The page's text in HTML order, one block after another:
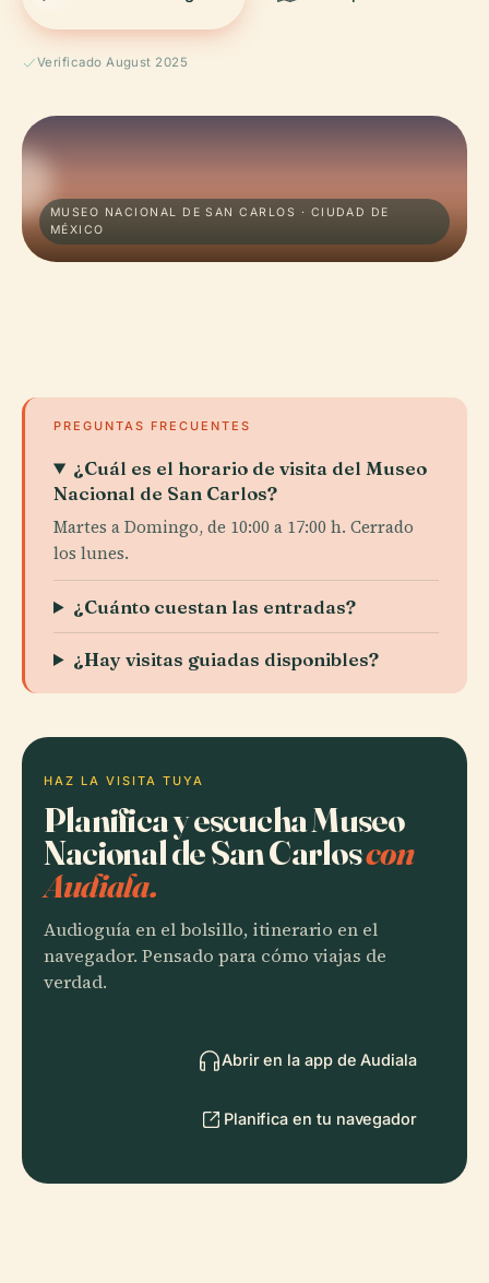
Verificado August 2025
MUSEO NACIONAL DE SAN CARLOS · CIUDAD DE
MÉXICO
PREGUNTAS FRECUENTES
¿Cuál es el horario de visita del Museo
Nacional de San Carlos?
Martes a Domingo, de 10:00 a 17:00 h. Cerrado
los lunes.
¿Cuánto cuestan las entradas?
¿Hay visitas guiadas disponibles?
HAZ LA VISITA TUYA
Planifica y escucha Museo
Nacional de San Carloscon
Audiala.
Audioguía en el bolsillo, itinerario en el
navegador. Pensado para cómo viajas de
verdad.
Abrir en la app de Audiala
Planifica en tu navegador